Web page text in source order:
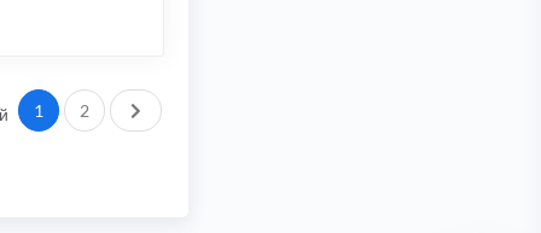
1 2 След.